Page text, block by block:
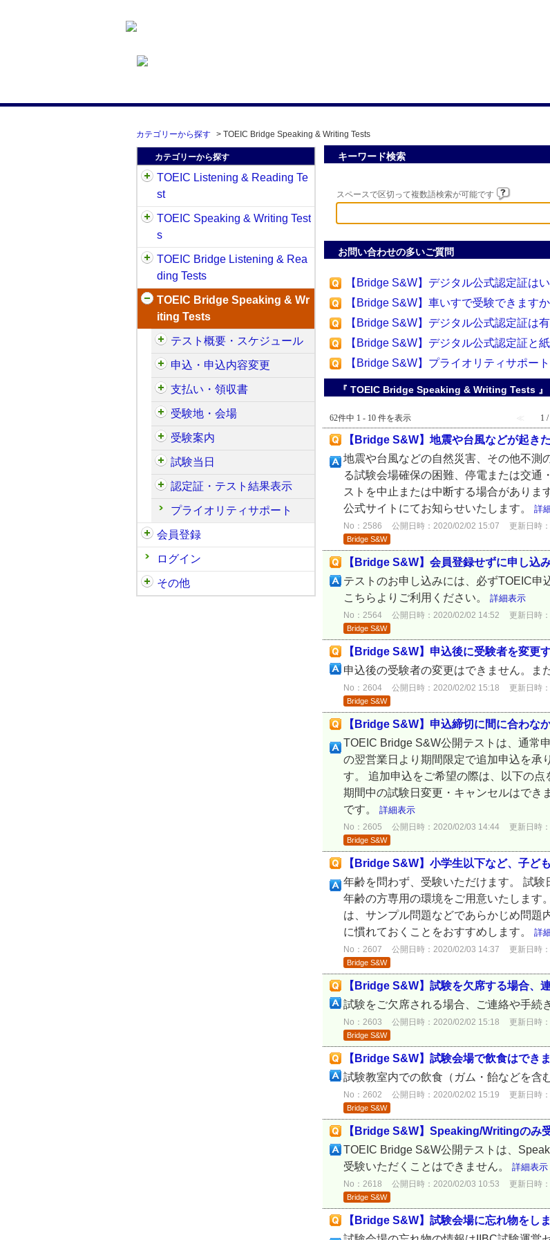
カテゴリーから探す > TOEIC Bridge Speaking & Writing Tests
カテゴリーから探す
TOEIC Listening & Reading Te
st
TOEIC Speaking & Writing Test
s
TOEIC Bridge Listening & Rea
ding Tests
TOEIC Bridge Speaking & Wr
iting Tests
テスト概要・スケジュール
申込・申込内容変更
支払い・領収書
受験地・会場
受験案内
試験当日
認定証・テスト結果表示
プライオリティサポート
会員登録
ログイン
その他
キーワード検索
スペースで区切って複数語検索が可能です
お問い合わせの多いご質問
【Bridge S&W】デジタル公式認定証は
【Bridge S&W】車いすで受験できますか
【Bridge S&W】デジタル公式認定証は
【Bridge S&W】デジタル公式認定証と
【Bridge S&W】プライオリティサポー
『 TOEIC Bridge Speaking & Writing Tests 』
62件中 1 - 10 件を表示 ≪ 1
【Bridge S&W】地震や台風などが起き
地震や台風などの自然災害、その他不測
る試験会場確保の困難、停電または交通
ストを中止または中断する場合がありま
公式サイトにてお知らせいたします。 詳
No：2586 公開日時：2020/02/02 15:07 更新日時
Bridge S&W
【Bridge S&W】会員登録せずに申し込
テストのお申し込みには、必ずTOEIC申
こちらよりご利用ください。 詳細表示
No：2564 公開日時：2020/02/02 14:52 更新日時
Bridge S&W
【Bridge S&W】申込後に受験者を変更
申込後の受験者の変更はできません。ま
No：2604 公開日時：2020/02/02 15:18 更新日時
Bridge S&W
【Bridge S&W】申込締切に間に合わな
TOEIC Bridge S&W公開テストは、通常
の翌営業日より期間限定で追加申込を承
す。 追加申込をご希望の際は、以下の
期間中の試験日変更・キャンセルはでき
です。 詳細表示
No：2605 公開日時：2020/02/03 14:44 更新日時
Bridge S&W
【Bridge S&W】小学生以下など、子ど
年齢を問わず、受験いただけます。 試
年齢の方専用の環境をご用意いたします
は、サンプル問題などであらかじめ問題
に慣れておくことをおすすめします。 詳
No：2607 公開日時：2020/02/03 14:37 更新日時
Bridge S&W
【Bridge S&W】試験を欠席する場合、
試験をご欠席される場合、ご連絡や手続
No：2603 公開日時：2020/02/02 15:18 更新日時
Bridge S&W
【Bridge S&W】試験会場で飲食はでき
試験教室内での飲食（ガム・飴などを含
No：2602 公開日時：2020/02/02 15:19 更新日時
Bridge S&W
【Bridge S&W】Speaking/Writingのみ
TOEIC Bridge S&W公開テストは、
受験いただくことはできません。 詳細表示
No：2618 公開日時：2020/02/03 10:53 更新日時
Bridge S&W
【Bridge S&W】試験会場に忘れ物をし